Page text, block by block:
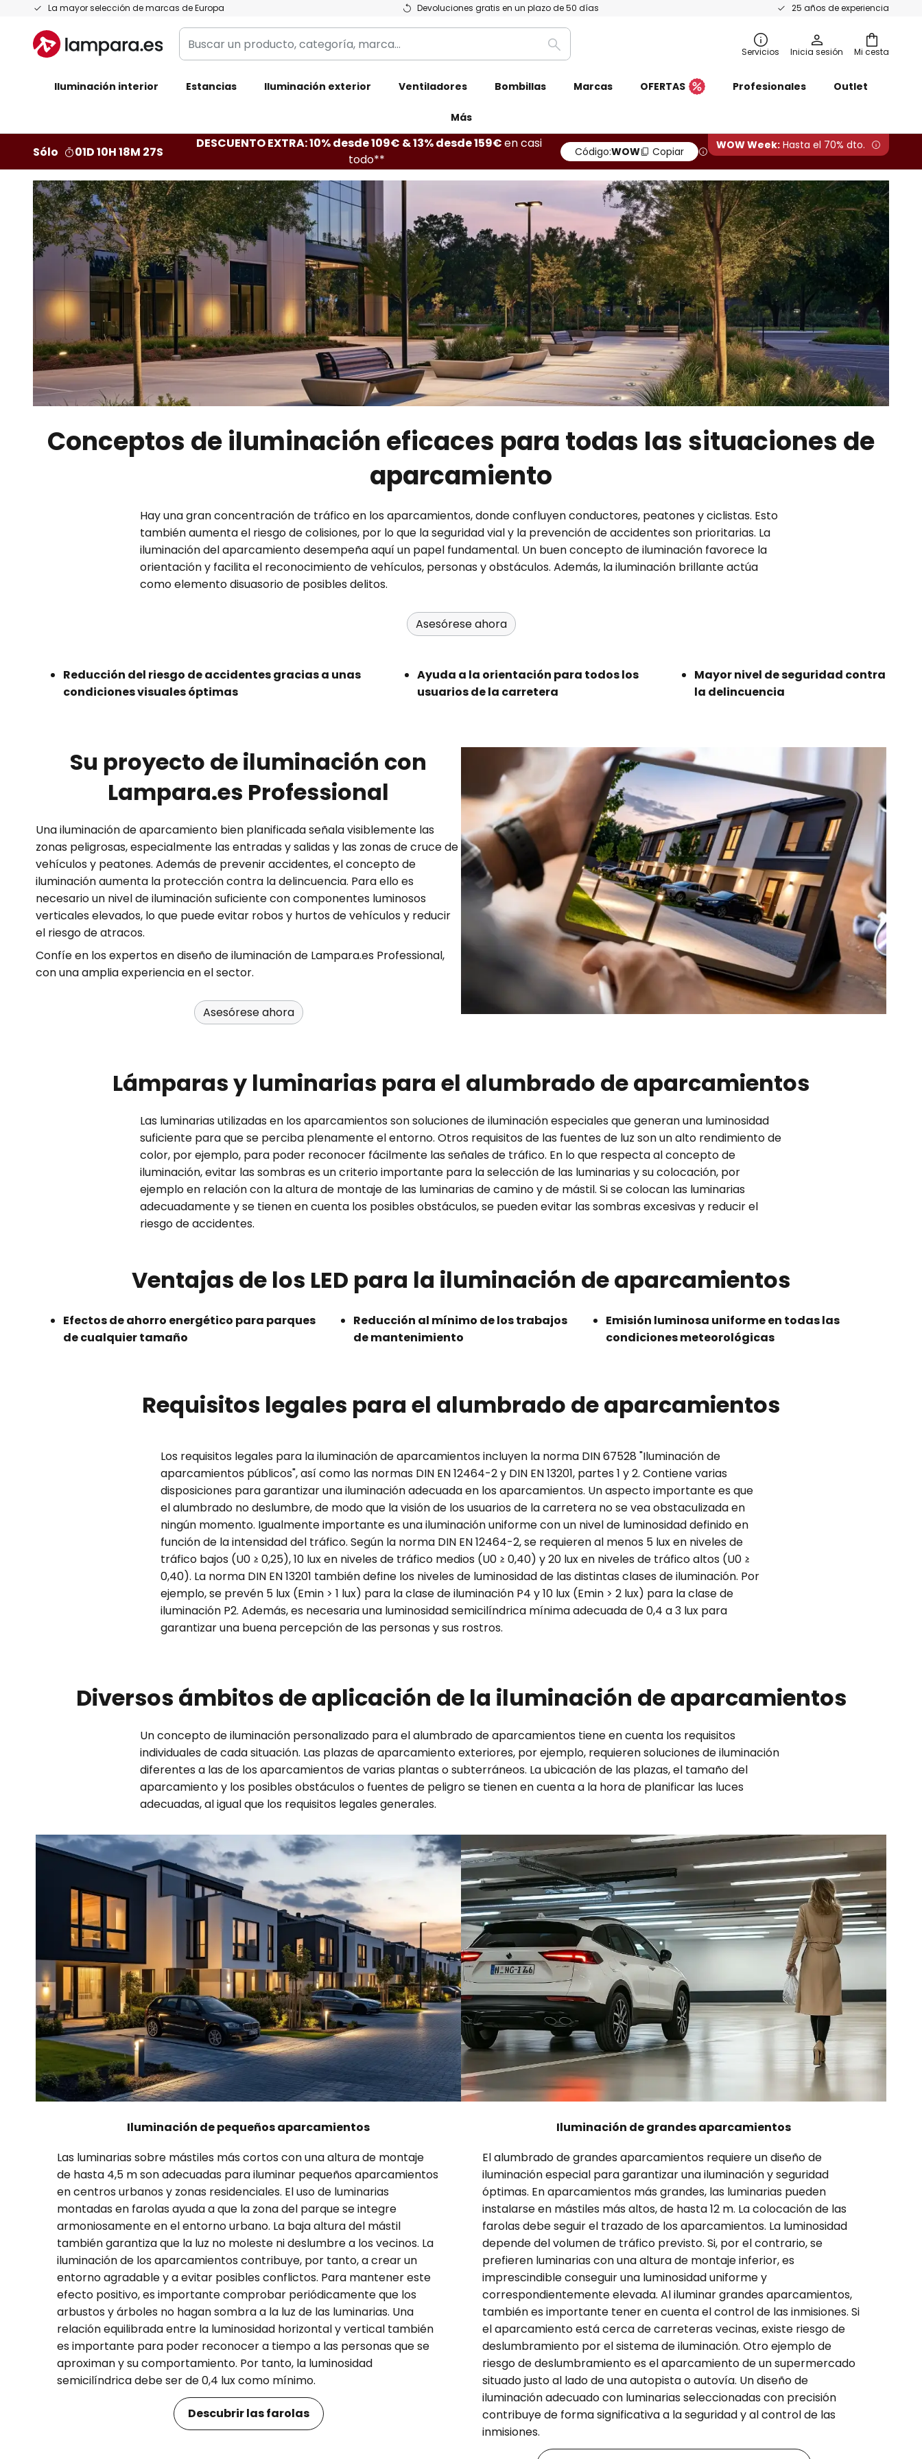
La mayor selección de marcas de Europa Devoluciones gratis en un plazo de 50 días 25 años de experiencia
Ir
contenido
Mi cesta
Buscar
un
categoría,
Buscar Servicios Inicia sesión
Iluminación interior Estancias Iluminación exterior Ventiladores Bombillas Marcas OFERTAS Profesionales Outlet
Más
Sólo 01D 10H 18M 26S
DESCUENTO EXTRA: 10% desde 109€ & 13% desde 159€en casi
todo**
Código:WOW Copiar WOW Week: Hasta el 70% dto.
Conceptos de iluminación eficaces para todas las situaciones de
aparcamiento
Hay una gran concentración de tráfico en los aparcamientos, donde confluyen conductores, peatones y ciclistas. Esto
también aumenta el riesgo de colisiones, por lo que la seguridad vial y la prevención de accidentes son prioritarias. La
iluminación del aparcamiento desempeña aquí un papel fundamental. Un buen concepto de iluminación favorece la
orientación y facilita el reconocimiento de vehículos, personas y obstáculos. Además, la iluminación brillante actúa
como elemento disuasorio de posibles delitos.
Asesórese ahora
Reducción del riesgo de accidentes gracias a unas
condiciones visuales óptimas
Ayuda a la orientación para todos los
usuarios de la carretera
Mayor nivel de seguridad contra
la delincuencia
Su proyecto de iluminación con
Lampara.es Professional
Una iluminación de aparcamiento bien planificada señala visiblemente las
zonas peligrosas, especialmente las entradas y salidas y las zonas de cruce de
vehículos y peatones. Además de prevenir accidentes, el concepto de
iluminación aumenta la protección contra la delincuencia. Para ello es
necesario un nivel de iluminación suficiente con componentes luminosos
verticales elevados, lo que puede evitar robos y hurtos de vehículos y reducir
el riesgo de atracos.
Confíe en los expertos en diseño de iluminación de Lampara.es Professional,
con una amplia experiencia en el sector.
Asesórese ahora
Lámparas y luminarias para el alumbrado de aparcamientos
Las luminarias utilizadas en los aparcamientos son soluciones de iluminación especiales que generan una luminosidad
suficiente para que se perciba plenamente el entorno. Otros requisitos de las fuentes de luz son un alto rendimiento de
color, por ejemplo, para poder reconocer fácilmente las señales de tráfico. En lo que respecta al concepto de
iluminación, evitar las sombras es un criterio importante para la selección de las luminarias y su colocación, por
ejemplo en relación con la altura de montaje de las luminarias de camino y de mástil. Si se colocan las luminarias
adecuadamente y se tienen en cuenta los posibles obstáculos, se pueden evitar las sombras excesivas y reducir el
riesgo de accidentes.
Ventajas de los LED para la iluminación de aparcamientos
Efectos de ahorro energético para parques
de cualquier tamaño
Reducción al mínimo de los trabajos
de mantenimiento
Emisión luminosa uniforme en todas las
condiciones meteorológicas
Requisitos legales para el alumbrado de aparcamientos
Los requisitos legales para la iluminación de aparcamientos incluyen la norma DIN 67528 "Iluminación de
aparcamientos públicos", así como las normas DIN EN 12464-2 y DIN EN 13201, partes 1 y 2. Contiene varias
disposiciones para garantizar una iluminación adecuada en los aparcamientos. Un aspecto importante es que
el alumbrado no deslumbre, de modo que la visión de los usuarios de la carretera no se vea obstaculizada en
ningún momento. Igualmente importante es una iluminación uniforme con un nivel de luminosidad definido en
función de la intensidad del tráfico. Según la norma DIN EN 12464-2, se requieren al menos 5 lux en niveles de
tráfico bajos (U0 ≥ 0,25), 10 lux en niveles de tráfico medios (U0 ≥ 0,40) y 20 lux en niveles de tráfico altos (U0 ≥
0,40). La norma DIN EN 13201 también define los niveles de luminosidad de las distintas clases de iluminación. Por
ejemplo, se prevén 5 lux (Emin > 1 lux) para la clase de iluminación P4 y 10 lux (Emin > 2 lux) para la clase de
iluminación P2. Además, es necesaria una luminosidad semicilíndrica mínima adecuada de 0,4 a 3 lux para
garantizar una buena percepción de las personas y sus rostros.
Diversos ámbitos de aplicación de la iluminación de aparcamientos
Un concepto de iluminación personalizado para el alumbrado de aparcamientos tiene en cuenta los requisitos
individuales de cada situación. Las plazas de aparcamiento exteriores, por ejemplo, requieren soluciones de iluminación
diferentes a las de los aparcamientos de varias plantas o subterráneos. La ubicación de las plazas, el tamaño del
aparcamiento y los posibles obstáculos o fuentes de peligro se tienen en cuenta a la hora de planificar las luces
adecuadas, al igual que los requisitos legales generales.
Iluminación de pequeños aparcamientos
Las luminarias sobre mástiles más cortos con una altura de montaje
de hasta 4,5 m son adecuadas para iluminar pequeños aparcamientos
en centros urbanos y zonas residenciales. El uso de luminarias
montadas en farolas ayuda a que la zona del parque se integre
armoniosamente en el entorno urbano. La baja altura del mástil
también garantiza que la luz no moleste ni deslumbre a los vecinos. La
iluminación de los aparcamientos contribuye, por tanto, a crear un
entorno agradable y a evitar posibles conflictos. Para mantener este
efecto positivo, es importante comprobar periódicamente que los
arbustos y árboles no hagan sombra a la luz de las luminarias. Una
relación equilibrada entre la luminosidad horizontal y vertical también
es importante para poder reconocer a tiempo a las personas que se
aproximan y su comportamiento. Por tanto, la luminosidad
semicilíndrica debe ser de 0,4 lux como mínimo.
Descubrir las farolas
Iluminación de grandes aparcamientos
El alumbrado de grandes aparcamientos requiere un diseño de
iluminación especial para garantizar una iluminación y seguridad
óptimas. En aparcamientos más grandes, las luminarias pueden
instalarse en mástiles más altos, de hasta 12 m. La colocación de las
farolas debe seguir el trazado de los aparcamientos. La luminosidad
depende del volumen de tráfico previsto. Si, por el contrario, se
prefieren luminarias con una altura de montaje inferior, es
imprescindible conseguir una luminosidad uniforme y
correspondientemente elevada. Al iluminar grandes aparcamientos,
también es importante tener en cuenta el control de las inmisiones. Si
el aparcamiento está cerca de carreteras vecinas, existe riesgo de
deslumbramiento por el sistema de iluminación. Otro ejemplo de
riesgo de deslumbramiento es el aparcamiento de un supermercado
situado justo al lado de una autopista o autovía. Un diseño de
iluminación adecuado con luminarias seleccionadas con precisión
contribuye de forma significativa a la seguridad y al control de las
inmisiones.